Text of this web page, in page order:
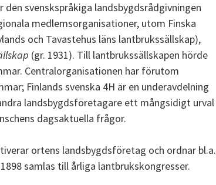
svenskspråkiga landsbygdsrådgivningen
medlemsorganisationer, utom Finska
och Tavastehus läns lantbrukssällskap),
(gr. 1931). Till lantbrukssällskapen hörde
Centralorganisationen har förutom
Finlands svenska 4H är en underavdelning
landsbygdsföretagare ett mångsidigt urval
dagsaktuella frågor.
ortens landsbygdsföretag och ordnar bl.a.
samlas till årliga lantbrukskongresser.